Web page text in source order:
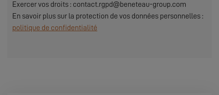
Exercer vos droits : contact.rgpd@beneteau-group.com
En savoir plus sur la protection de vos données personnelles :
politique de confidentialité